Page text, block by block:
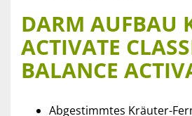
DARM AUFBAU
ACTIVATE
BALANCE
Abgestimmtes Kräuter-